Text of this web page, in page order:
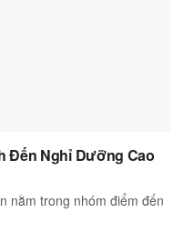
Đến Nghỉ Dưỡng Cao
nằm trong nhóm điểm đến